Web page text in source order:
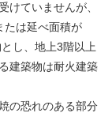
けていませんが、
たは延べ面積が
し、地上3階以上
建築物は耐火建築
の恐れのある部分